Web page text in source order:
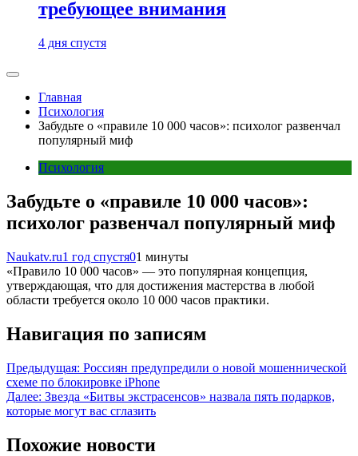
требующее внимания
4 дня спустя
Главная
Психология
Забудьте о «правиле 10 000 часов»: психолог развенчал
популярный миф
Психология
Забудьте о «правиле 10 000 часов»:
психолог развенчал популярный миф
Naukatv.ru1 год спустя01 минуты
«Правило 10 000 часов» — это популярная концепция,
утверждающая, что для достижения мастерства в любой
области требуется около 10 000 часов практики.
Навигация по записям
Предыдущая: Россиян предупредили о новой мошеннической
схеме по блокировке iPhone
Далее: Звезда «Битвы экстрасенсов» назвала пять подарков,
которые могут вас сглазить
Похожие новости